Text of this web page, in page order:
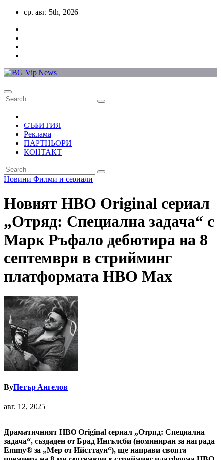
Skip
content
ср. авг. 5th, 2026
СЪБИТИЯ
Реклама
ПАРТНЬОРИ
КОНТАКТ
Новини Филми и сериали
Новият HBO Original сериал
„Отряд: Специална задача“ с
Марк Ръфало дебютира на 8
септември в стрийминг
платформата HBO Max
ByПетър Ангелов
авг. 12, 2025
Драматичният HBO Original сериал „Отряд: Специална
задача“, създаден от Брад Ингълсби (номиниран за награда
Emmy® за „Мер от Ийсттаун“), ще направи своята